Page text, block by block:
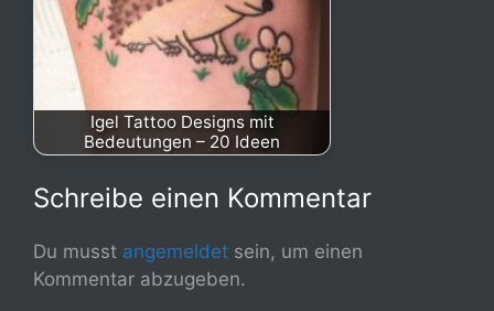
Igel Tattoo Designs mit
Bedeutungen – 20 Ideen
Schreibe einen Kommentar
Du musst angemeldet sein, um einen
Kommentar abzugeben.